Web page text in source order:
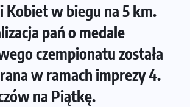
Kobiet w biegu na 5 km.
pań o medale
czempionatu została
w ramach imprezy 4.
na Piątkę.